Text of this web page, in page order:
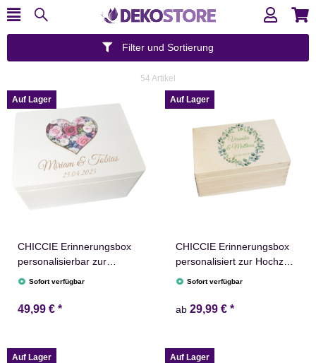
Filter und Sortierung
54 Artikel
Auf Lager
CHICCIE Erinnerungsbox
personalisierbar zur
Hochzeit & Ehe mit
40x30x23cm Weiß
Geschenkidee Brautpaar
Sofort verfügbar
49,99 € *
Auf Lager
CHICCIE Erinnerungsbox
personalisiert zur Hochzeit
Druck farbig Eukalyptus
Holzkiste für Erinnerungen
Sofort verfügbar
ab 29,99 € *
Auf Lager Auf Lager